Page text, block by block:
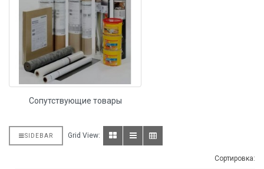
Сопутствующие товары
SIDEBAR Grid View:
Сортировка: